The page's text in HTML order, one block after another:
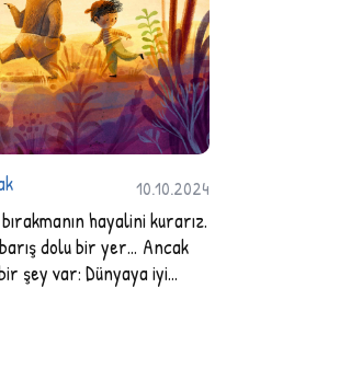
10.10.2024
hayalini kurarız.
dolu bir yer… Ancak
şey var: Dünyaya iyi